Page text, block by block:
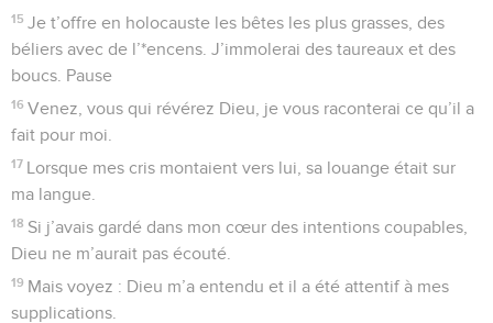
15 Je t’offre en holocauste les bêtes les plus grasses, des
béliers avec de l’*encens. J’immolerai des taureaux et des
boucs. Pause
16 Venez, vous qui révérez Dieu, je vous raconterai ce qu’il a
fait pour moi.
17 Lorsque mes cris montaient vers lui, sa louange était sur
ma langue.
18 Si j’avais gardé dans mon cœur des intentions coupables,
Dieu ne m’aurait pas écouté.
19 Mais voyez : Dieu m’a entendu et il a été attentif à mes
supplications.